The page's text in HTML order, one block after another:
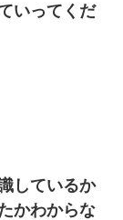
オッサンがい
っ赤にしながら
司「無責任」
）→ 思いっきり
いってくだ
しているか
かわからな